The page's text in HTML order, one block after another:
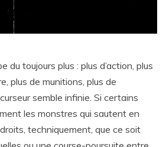
du toujours plus : plus d’action, plus
plus de munitions, plus de
semble infinie. Si certains
les monstres qui sautent en
techniquement, que ce soit